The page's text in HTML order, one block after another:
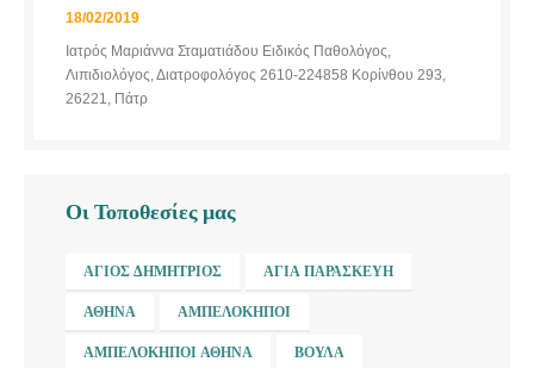
18/02/2019
Ιατρός Μαριάννα Σταματιάδου Ειδικός Παθολόγος,
Λιπιδιολόγος, Διατροφολόγος 2610-224858 Κορίνθου 293,
26221, Πάτρ
Οι Τοποθεσίες μας
ΆΓΙΟΣ ΔΗΜΉΤΡΙΟΣ ΑΓΊΑ ΠΑΡΑΣΚΕΥΉ
ΑΘΉΝΑ ΑΜΠΕΛΌΚΗΠΟΙ
ΑΜΠΕΛΌΚΗΠΟΙ ΑΘΉΝΑ ΒΟΎΛΑ